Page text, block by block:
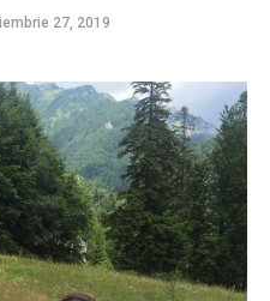
27, 2019